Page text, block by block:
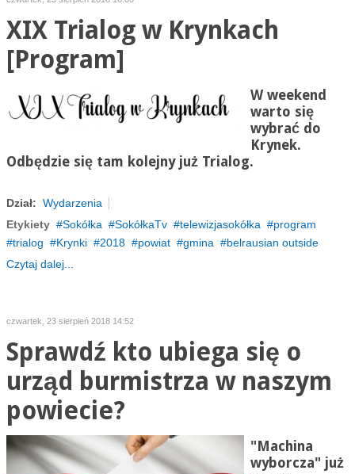
XIX Trialog w Krynkach
[Program]
W weekend
warto się
wybrać do
Krynek.
Odbędzie się tam kolejny już Trialog.
Dział: Wydarzenia
Etykiety
Sokółka SokółkaTv telewizjasokółka
program
trialog
Krynki 2018 powiat gmina
belrausian outside
Czytaj dalej...
czwartek, 23 sierpień 2018 14:52
Sprawdź kto ubiega się o
urząd burmistrza w naszym
powiecie?
"Machina
wyborcza" już